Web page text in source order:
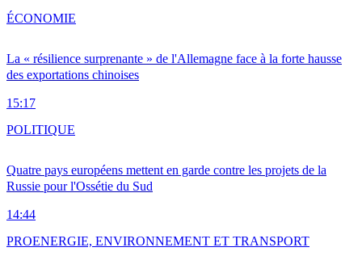
La « résilience surprenante » de l'Allemagne face à la forte hausse
des exportations chinoises
15:17
ÉCONOMIE
Quatre pays européens mettent en garde contre les projets de la
Russie pour l'Ossétie du Sud
14:44
POLITIQUE
PROENERGIE, ENVIRONNEMENT ET TRANSPORT